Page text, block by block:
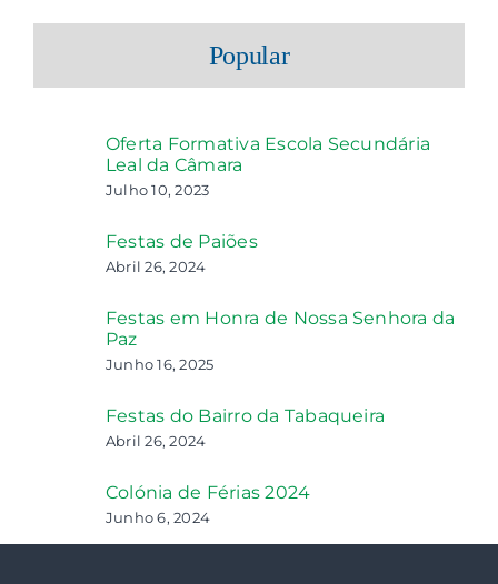
Popular
Oferta Formativa Escola Secundária
Leal da Câmara
Julho 10, 2023
Festas de Paiões
Abril 26, 2024
Festas em Honra de Nossa Senhora da
Paz
Junho 16, 2025
Festas do Bairro da Tabaqueira
Abril 26, 2024
Colónia de Férias 2024
Junho 6, 2024